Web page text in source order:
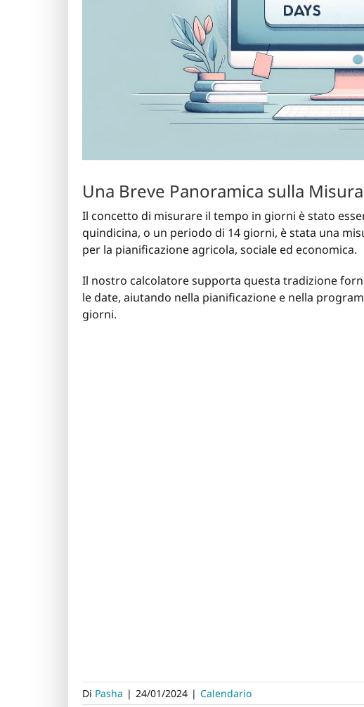
Una Breve Panoramica sulla
Il concetto di misurare il tempo in giorni è stato
quindicina, o un periodo di 14 giorni, è stata una
per la pianificazione agricola, sociale ed economica.
Il nostro calcolatore supporta questa tradizione
le date, aiutando nella pianificazione e nella
giorni.
Di Pasha | 24/01/2024 | Calendario